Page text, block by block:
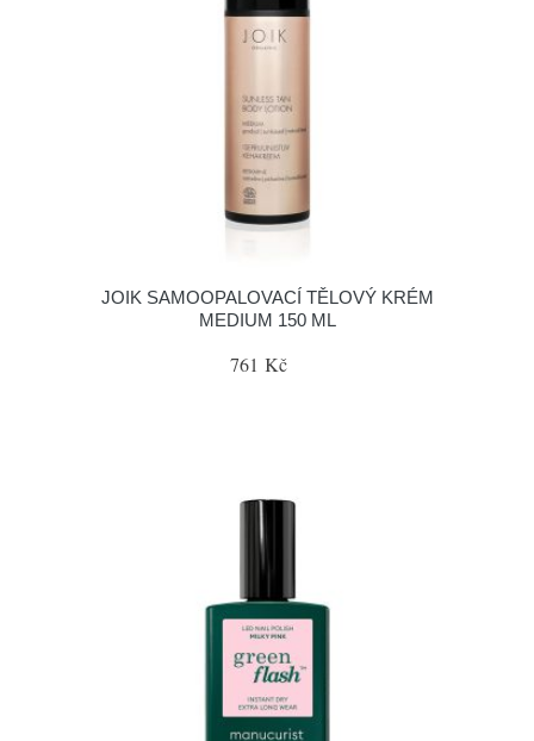
JOIK SAMOOPALOVACÍ TĚLOVÝ KRÉM
MEDIUM 150 ML
761 Kč